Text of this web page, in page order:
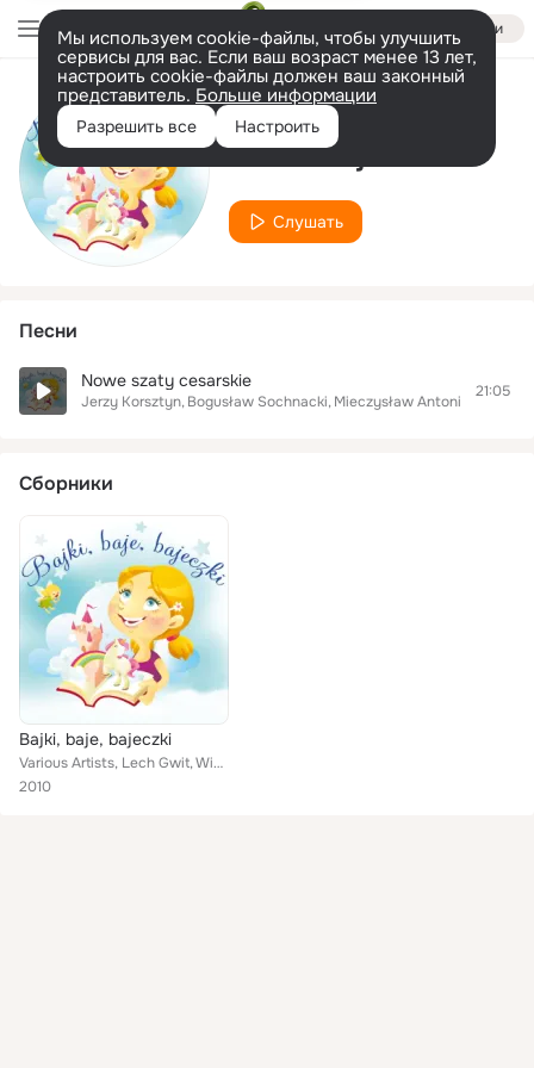
Войти
Мы используем cookie-файлы, чтобы улучшить
сервисы для вас. Если ваш возраст менее 13 лет,
настроить cookie-файлы должен ваш законный
представитель. Больше информации
Разрешить все Настроить
Исполнитель
Łukasz Pijewski
Слушать
Песни
Nowe szaty cesarskie
Jerzy Korsztyn Bogusław Sochnacki Mieczysław Antoni Gajda
21:05
Сборники
Bajki, baje, bajeczki
Various Artists, Lech Gwit, Wiesław Michnikowski, Teresa Lipowska, Bogusław Sochnacki, Jerzy Korsztyn, Agnieszka Mirowska, Barba...
2010